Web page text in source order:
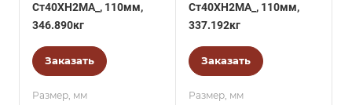
Ст40ХН2МА_, 110мм,
346.890кг
Заказать
Размер, мм
Ст40ХН2МА_, 110мм,
337.192кг
Заказать
Размер, мм